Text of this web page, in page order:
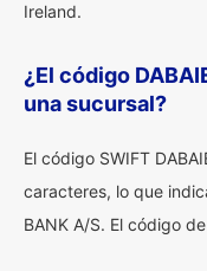
Ireland.
¿El código
una sucursal?
El código SWIFT
caracteres, lo que
BANK A/S. El código